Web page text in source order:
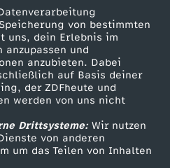
von bestimmten
uns, dein Erlebnis im
anzupassen und
anzubieten. Dabei
auf Basis deiner
der ZDFheute und
werden von uns nicht
Drittsysteme:Wir nutzen
von anderen
um das Teilen von Inhalten
Zuschauerservice
Hilfe